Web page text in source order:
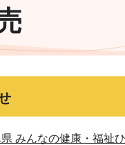
みんなの健康・福祉